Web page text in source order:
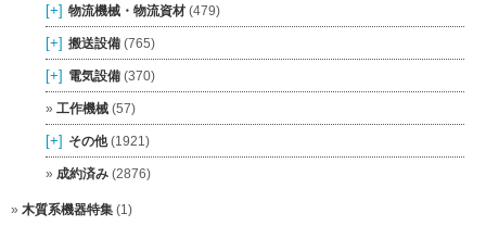
[+] 物流機械・物流資材 (479)
[+] 搬送設備 (765)
[+] 電気設備 (370)
工作機械 (57)
[+] その他(1921)
成約済み (2876)
木質系機器特集 (1)